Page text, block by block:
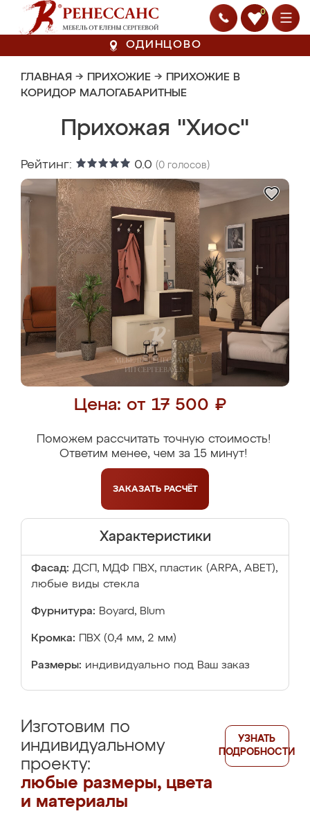
0
ОДИНЦОВО
ГЛАВНАЯ → ПРИХОЖИЕ → ПРИХОЖИЕ В
КОРИДОР МАЛОГАБАРИТНЫЕ
Прихожая "Хиос"
Рейтинг: 0.0 (0 голосов)
Цена: от 17 500 ₽
Поможем рассчитать точную стоимость!
Ответим менее, чем за 15 минут!
ЗАКАЗАТЬ РАСЧЁТ
Характеристики
Фасад: ДСП, МДФ ПВХ, пластик (ARPA, ABET),
любые виды стекла
Фурнитура: Boyard, Blum
Кромка: ПВХ (0,4 мм, 2 мм)
Размеры: индивидуально под Ваш заказ
Изготовим по
индивидуальному
проекту:
любые размеры, цвета
и материалы
УЗНАТЬ
ПОДРОБНОСТИ